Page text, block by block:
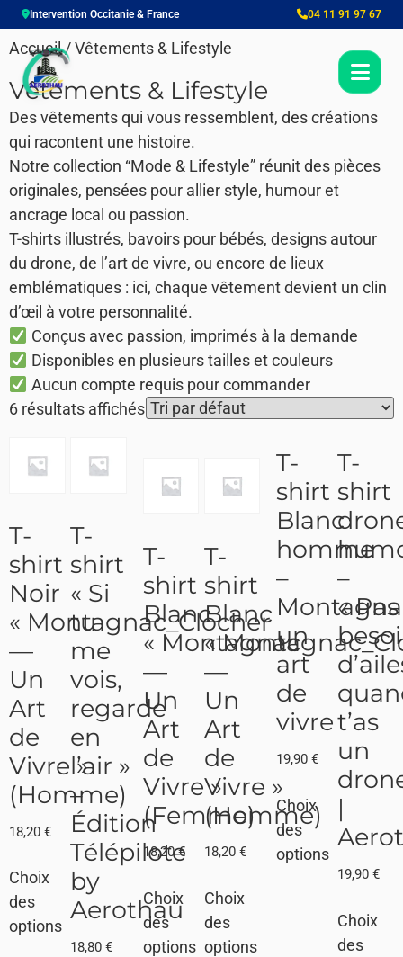
Intervention Occitanie & France 04 11 91 97 67
Accueil/ Vêtements & Lifestyle
Vêtements & Lifestyle
Des vêtements qui vous ressemblent, des créations
qui racontent une histoire.
Notre collection “Mode & Lifestyle” réunit des pièces
originales, pensées pour allier style, humour et
ancrage local ou passion.
T-shirts illustrés, bavoirs pour bébés, designs autour
du drone, de l’art de vivre, ou encore de lieux
emblématiques : ici, chaque vêtement devient un clin
d’œil à votre personnalité.
Conçus avec passion, imprimés à la demande
Disponibles en plusieurs tailles et couleurs
Aucun compte requis pour commander
6 résultats affichés
T-
shirt
Noir
« Montagnac_Clocher
—
Un
Art
de
Vivre »
(Homme)
18,20 €
Choix
des
options
T-
shirt
« Si
tu
me
vois,
regarde
en
l’air »
–
Édition
Télépilote
by
Aerothau
18,80 €
T-
shirt
Blanc
« Montagnac
—
Un
Art
de
Vivre »
(Femme)
18,20€
Choix
des
options
T-
shirt
Blanc
«
—
Un
Art
de
Vivre »
(Homme)
18,20 €
Choix
des
options
T-
shirt
Blanc
homme
–
un
art
de
vivre
19,90€
Choix
des
options
T-
shirt
–
« Pas
t’as
un
|
19,90€
Choix
des